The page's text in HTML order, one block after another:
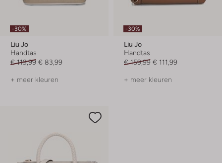
-30%
Liu Jo
Handtas
€ 119,99 € 83,99
+ meer kleuren
-30%
Liu Jo
Handtas
€ 159,99 € 111,99
+ meer kleuren